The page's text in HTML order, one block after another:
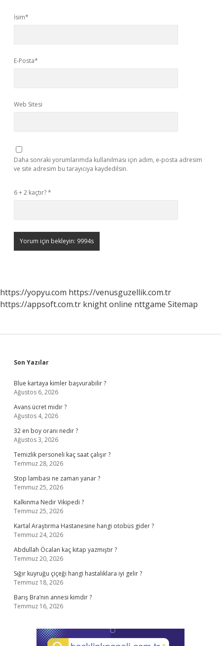
İsim*
E-Posta*
Web Sitesi
Daha sonraki yorumlarımda kullanılması için adım, e-posta adresim
ve site adresim bu tarayıcıya kaydedilsin.
6 + 2 kaçtır?*
https://yopyu.com https://venusguzellik.com.tr
https://appsoft.com.tr knight online nttgame Sitemap
Sidebar
Son Yazılar
Blue kartaya kimler başvurabilir ?
Ağustos 6, 2026
Avans ücret midir ?
Ağustos 4, 2026
32 en boy oranı nedir ?
Ağustos 3, 2026
Temizlik personeli kaç saat çalışır ?
Temmuz 28, 2026
Stop lambası ne zaman yanar ?
Temmuz 25, 2026
Kalkınma Nedir Vikipedi ?
Temmuz 25, 2026
Kartal Araştırma Hastanesine hangi otobüs gider ?
Temmuz 24, 2026
Abdullah Öcalan kaç kitap yazmıştır ?
Temmuz 20, 2026
Sığır kuyruğu çiçeği hangi hastalıklara iyi gelir ?
Temmuz 18, 2026
Barış Bra’nın annesi kimdir ?
Temmuz 16, 2026